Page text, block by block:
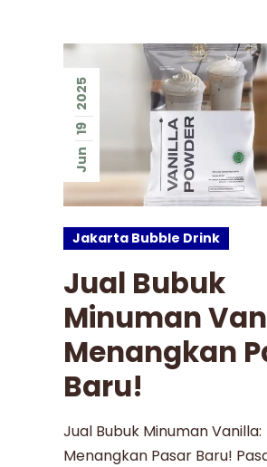
Jun
19
2025
Jakarta Bubble Drink
Jual Bubuk
Minuman
Menangkan
Baru!
Jual Bubuk Minuman Vanilla:
Menangkan Pasar Baru!